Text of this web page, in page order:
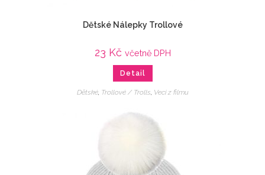
Dětské Nálepky Trollové
23 Kč včetně DPH
Detail
Dětské, Trollové / Trolls, Veci z filmu